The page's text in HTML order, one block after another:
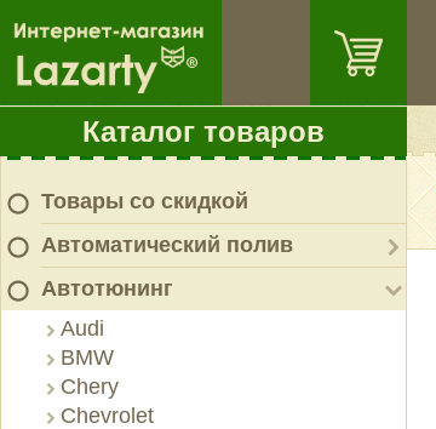
Каталог товаров
Товары со скидкой
Автоматический полив
Автотюнинг
Audi
BMW
Chery
Chevrolet